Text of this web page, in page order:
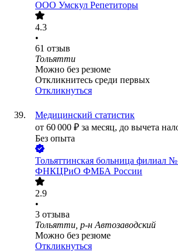
ООО Умскул Репетиторы
4.3
•
61 отзыв
Тольятти
Можно без резюме
Откликнитесь среди первых
Откликнуться
Медицинский статистик
от 60 000 ₽ за месяц, до вычета
Без опыта
Тольяттинская больница филиал
ФНКЦРиО ФМБА России
2.9
•
3 отзыва
Тольятти, р-н Автозаводский
Можно без резюме
Откликнуться